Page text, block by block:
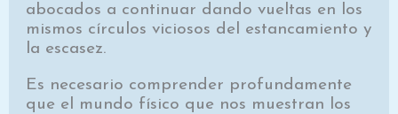
abocados a continuar dando vueltas en los
mismos círculos viciosos del estancamiento y
la escasez.
Es necesario comprender profundamente
que el mundo físico que nos muestran los